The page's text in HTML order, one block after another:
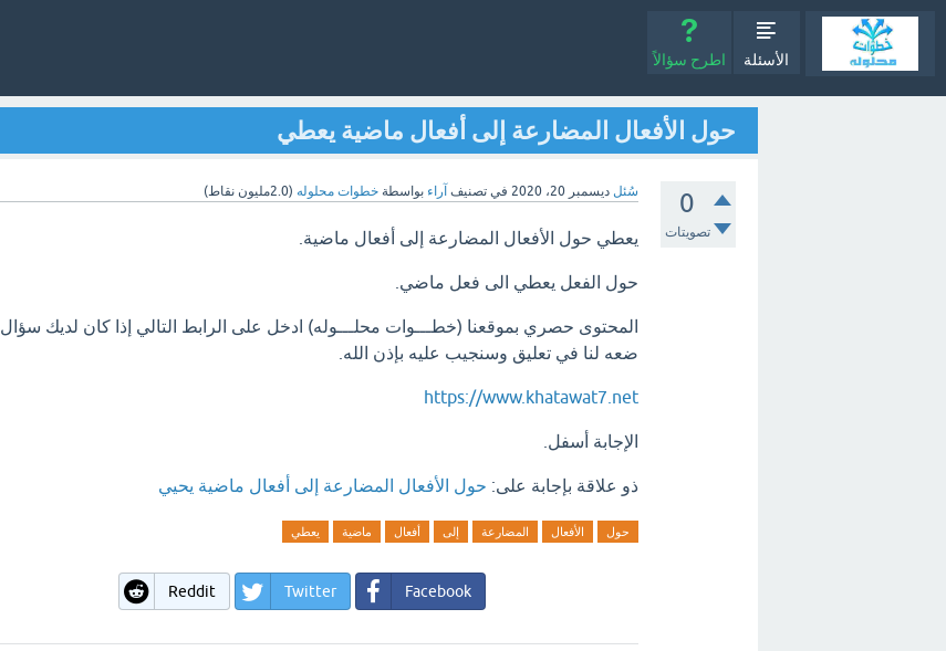
الأسئلة اطرح سؤالاً
حول الأفعال المضارعة إلى أفعال ماضية يعطي
0
تصويتات
سُئل ديسمبر 20، 2020 في تصنيف آراء بواسطة خطوات محلوله (2.0مليون نقاط)
يعطي حول الأفعال المضارعة إلى أفعال ماضية.
حول الفعل يعطي الى فعل ماضي.
المحتوى حصري بموقعنا (خطـــوات محلـــوله) ادخل على الرابط التالي إذا كان لديك سؤال
ضعه لنا في تعليق وسنجيب عليه بإذن الله.
https://www.khatawat7.net
الإجابة أسفل.
ذو علاقة بإجابة على: حول الأفعال المضارعة إلى أفعال ماضية يحيي
حول الأفعال المضارعة إلى أفعال ماضية يعطي
Facebook
Twitter
Reddit